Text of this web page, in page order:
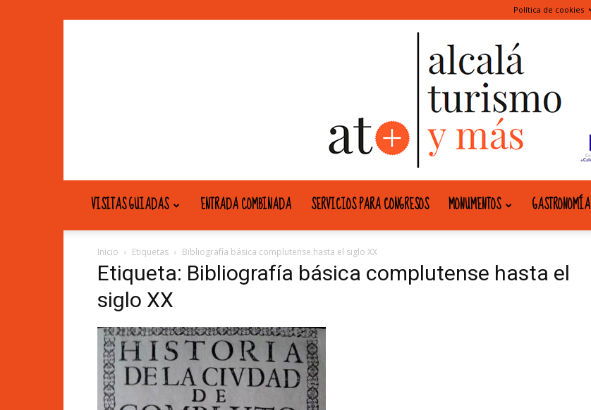
Política de cookies
VISITAS GUIADAS ENTRADA COMBINADA SERVICIOS PARA CONGRESOS MONUMENTOS GASTRONOMÍA
Inicio Etiquetas Bibliografía básica complutense hasta el siglo XX
Etiqueta: Bibliografía básica complutense hasta el
siglo XX